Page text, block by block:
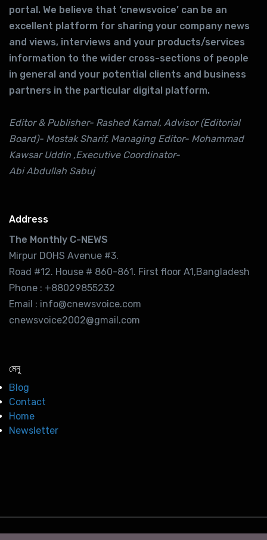
portal. We believe that ‘cnewsvoice’ can be an
excellent platform for sharing your company news
and views, interviews and your products/services
information to the wider cross-sections of people
in general and your potential clients and business
partners in the particular digital platform.
Editor & Publisher- Rashed Kamal, Advisor (Editorial
Board)- Mostak Sharif, Managing Editor- Mohammad
Kawsar Uddin ,Executive Coordinator-
Abi Abdullah Sabuj
Address
The Monthly C-NEWS
Mirpur DOHS Avenue #3.
Road #12. House # 860-861. First floor A1,Bangladesh
Phone : +88029855232
Email : info@cnewsvoice.com
cnewsvoice2002@gmail.com
মেনু
Blog
Contact
Home
Newsletter